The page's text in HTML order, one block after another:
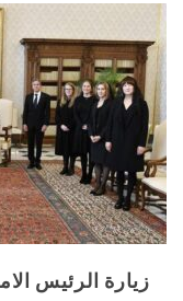
زيارة الرئيس